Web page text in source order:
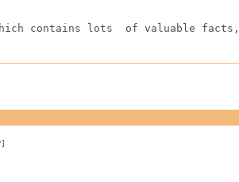
contains lots  of valuable